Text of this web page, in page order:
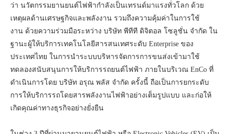
ว่า นวัตกรรมยานยนต์ไฟฟ้ากำลังเป็นเทรนด์มาแรงทั่วโลก ด้วย
เหตุผลด้านเศรษฐกิจและพลังงาน รวมถึงความคุ้มค่าในการใช้
งาน ด้วยความร่วมมือระหว่าง บริษัท พีทีที ดิจิตอล โซลูชั่น จำกัด ใน
ฐานะผู้ให้บริการเทคโนโลยีสารสนเทศระดับ Enterprise ของ
ประเทศไทย ในการนำระบบบริหารจัดการการขนส่งเข้ามาใช้
ทดลองสนับสนุนการให้บริการรถยนต์ไฟฟ้า ภายในบริเวณ EnCo ที่
ดำเนินการโดย บริษัท อรุณ พลัส จำกัด ครั้งนี้ ถือเป็นการยกระดับ
การให้บริการรถโดยสารพลังงานไฟฟ้าอย่างเต็มรูปแบบ และก่อให้
เกิดคุณค่าทางธุรกิจอย่างยั่งยืน